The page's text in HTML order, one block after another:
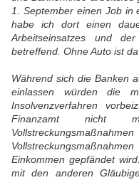
1. September einen Job in
habe ich dort einen
Arbeitseinsatzes und
betreffend. Ohne Auto ist
Während sich die Banken
einlassen würden die
Insolvenzverfahren
Finanzamt nicht
Einkommen gepfändet
mit den anderen